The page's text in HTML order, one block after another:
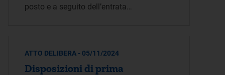
posto e a seguito dell’entrata…
ATTO DELIBERA - 05/11/2024
Disposizioni di prima